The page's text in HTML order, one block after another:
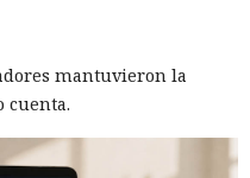
mantuvieron la
cuenta.